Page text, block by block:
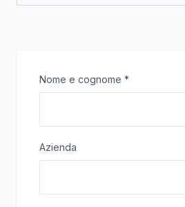
Nome e cognome *
Azienda